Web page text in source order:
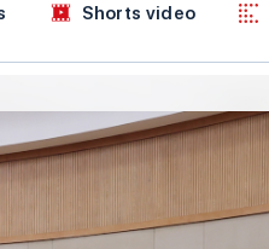
Shorts video